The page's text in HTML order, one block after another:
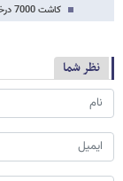
کاشت 7000 درخت در آرامستان خرم آباد تکمیل کننده طرح کمربند سبز خواهد شد
نظر شما